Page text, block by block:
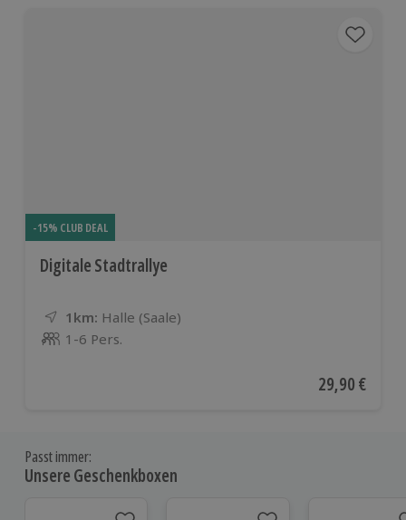
-15% CLUB DEAL
Digitale Stadtrallye
1km: Entfernung
Standort
Halle (Saale)
Anzahl der Teilnehmer
1-6 Pers.
Aktueller
29,90 €
Passt immer:
Unsere Geschenkboxen